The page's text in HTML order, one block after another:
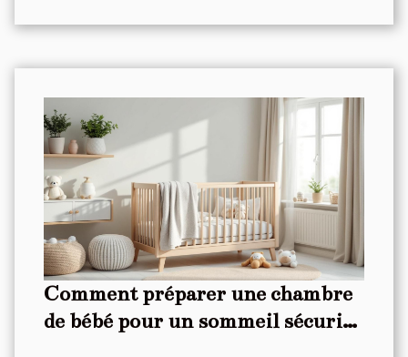
Comment préparer une chambre
de bébé pour un sommeil sécurisé